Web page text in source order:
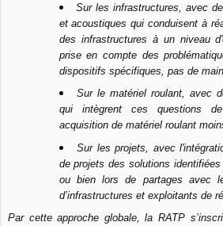
Sur les infrastructures, avec
et acoustiques qui conduisent à
des infrastructures à un niveau
prise en compte des
dispositifs spécifiques, pas de
Sur le matériel roulant, avec
qui intègrent ces questions
acquisition de matériel roulant
Sur les projets, avec
de projets des solutions identifiées
ou bien lors de partages avec
d’infrastructures et exploitants de
Par cette approche globale, la RATP